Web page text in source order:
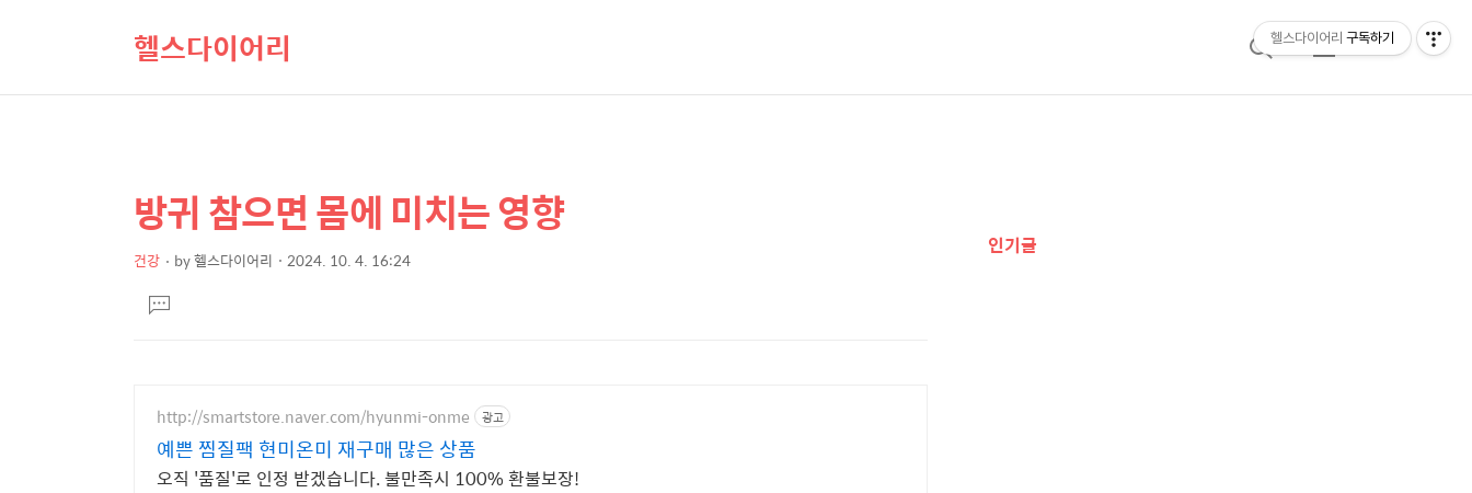
헬스다이어리
검
메
상
세
컨
텐
본
문
제
방귀 참으면 몸에 미치는 영향
건강 by헬스다이어리 2024. 10. 4. 16:24
문댓
글
http://smartstore.naver.com/hyunmi-onme 광고
예쁜 찜질팩 현미온미 재구매 많은 상품
오직 '품질'로 인정 받겠습니다. 불만족시 100% 환불보장!
가
인기글
헬스다이어리 구독하기